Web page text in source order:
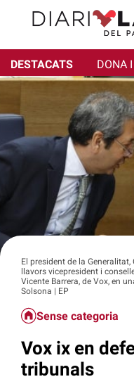
DESTACATS DONA
El president de la
llavors vicepresident i
Vicente Barrera, de Vox, en
Solsona | EP
Sense categoria
Vox ix en
tribunals